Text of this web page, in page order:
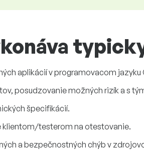
aplikácií v programovacom jazyku
posudzovanie možných rizík a s
špecifikácií.
klientom/testerom na otestovanie.
a bezpečnostných chýb v